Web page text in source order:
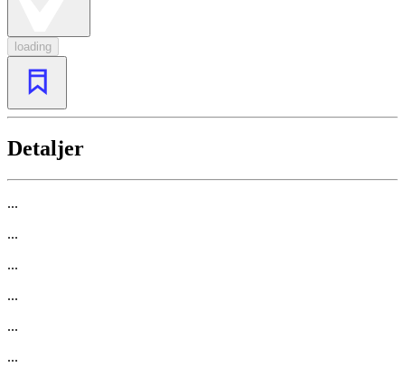
loading
Detaljer
...
...
...
...
...
...